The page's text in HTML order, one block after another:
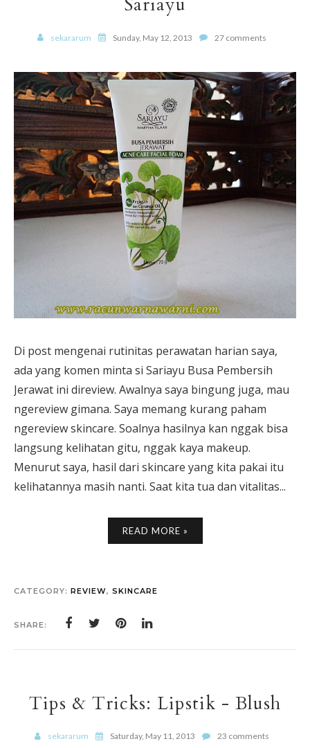
sekararum Sunday, May 12, 2013 27 comments
Di post mengenai rutinitas perawatan harian saya,
ada yang komen minta si Sariayu Busa Pembersih
Jerawat ini direview. Awalnya saya bingung juga, mau
ngereview gimana. Saya memang kurang paham
ngereview skincare. Soalnya hasilnya kan nggak bisa
langsung kelihatan gitu, nggak kaya makeup.
Menurut saya, hasil dari skincare yang kita pakai itu
kelihatannya masih nanti. Saat kita tua dan vitalitas...
READ MORE »
CATEGORY: REVIEW, SKINCARE
SHARE:
Tips & Tricks: Lipstik - Blush
sekararum Saturday, May 11, 2013 23 comments